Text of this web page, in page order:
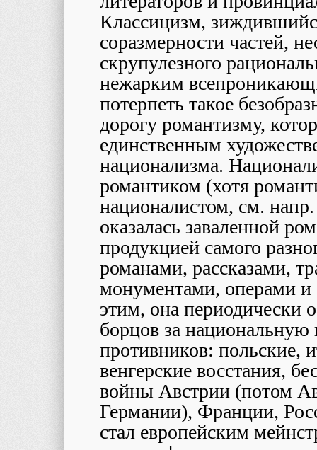
Классицизм,
соразмерности частей,
скрупулезного
нежарким
потерпеть такое
дорогу романтизму,
единственным
национализма.
романтиком (хотя
националистом, см.
оказалась заваленной
продукцией самого
романами, рассказами,
монументами, операми
этим, она периодически
борцов за национальную
противников: польские,
венгерские восстания,
войны Австрии (потом
Германии), Франции,
стал европейским